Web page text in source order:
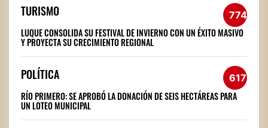
TURISMO 774
LUQUE CONSOLIDA SU FESTIVAL DE INVIERNO CON UN ÉXITO MASIVO
Y PROYECTA SU CRECIMIENTO REGIONAL
POLÍTICA 617
RÍO PRIMERO: SE APROBÓ LA DONACIÓN DE SEIS HECTÁREAS PARA
UN LOTEO MUNICIPAL